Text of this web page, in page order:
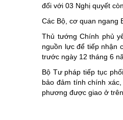
đối với 03 Nghị quyết
Các Bộ, cơ quan ngang
Thủ tướng Chính phủ
nguồn lực để tiếp nhận
trước ngày 12 tháng 6
Bộ Tư pháp tiếp tục
bảo đảm tính chính
phương được giao ở